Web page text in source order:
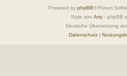
Powered by phpBB® Forum
Style von Arty - phpBB
Deutsche Übersetzung
Datenschutz|